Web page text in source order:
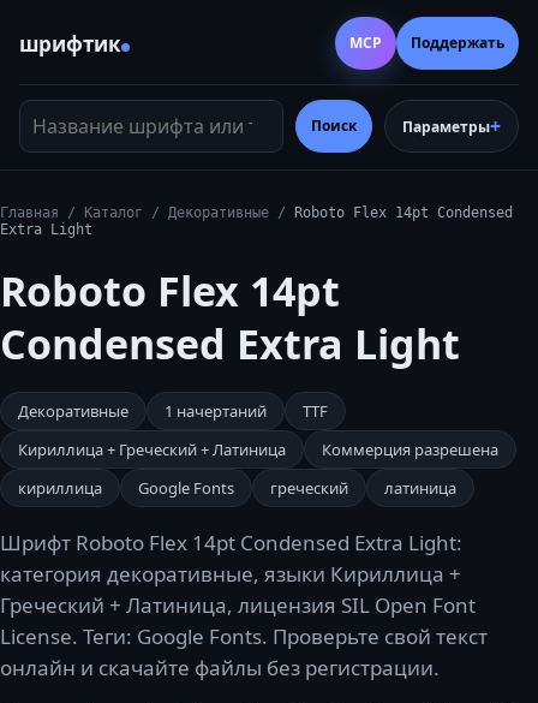
шрифтик
Название шрифта или тег
Поиск Параметры
MCP Поддержать
Главная / Каталог / Декоративные /
Roboto Flex 14pt Condensed
Extra Light
Roboto Flex 14pt
Condensed Extra Light
Декоративные 1 начертаний
TTF
Кириллица + Греческий + Латиница
Коммерция разрешена
кириллица
Google Fonts греческий латиница
Шрифт Roboto Flex 14pt Condensed Extra Light:
категория декоративные, языки Кириллица +
Греческий + Латиница, лицензия SIL Open Font
License. Теги: Google Fonts. Проверьте свой текст
онлайн и скачайте файлы без регистрации.